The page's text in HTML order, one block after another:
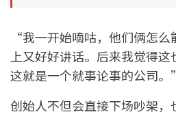
“我一开始嘀咕，他们俩怎
上又好好讲话。后来我觉得这
这就是一个就事论事的公司。”
创始人不但会直接下场吵架，